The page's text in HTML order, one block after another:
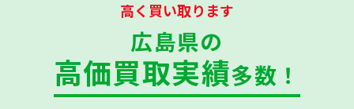
高く買い取ります
広島県の
高価買取実績多数！